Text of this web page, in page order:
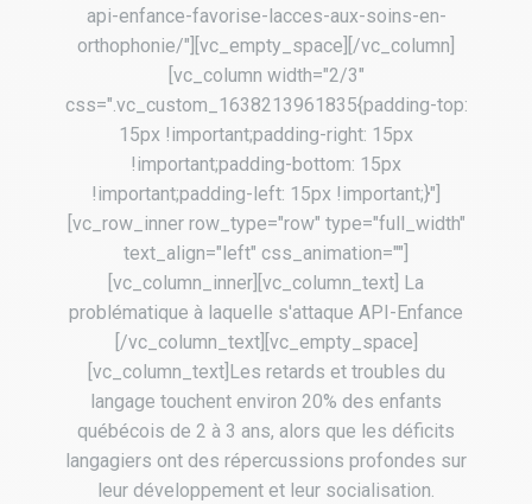
api-enfance-favorise-lacces-aux-soins-en-
orthophonie/"][vc_empty_space][/vc_column]
[vc_column width="2/3"
css=".vc_custom_1638213961835{padding-top:
15px !important;padding-right: 15px
!important;padding-bottom: 15px
!important;padding-left: 15px !important;}"]
[vc_row_inner row_type="row" type="full_width"
text_align="left" css_animation=""]
[vc_column_inner][vc_column_text] La
problématique à laquelle s'attaque API-Enfance
[/vc_column_text][vc_empty_space]
[vc_column_text]Les retards et troubles du
langage touchent environ 20% des enfants
québécois de 2 à 3 ans, alors que les déficits
langagiers ont des répercussions profondes sur
leur développement et leur socialisation.